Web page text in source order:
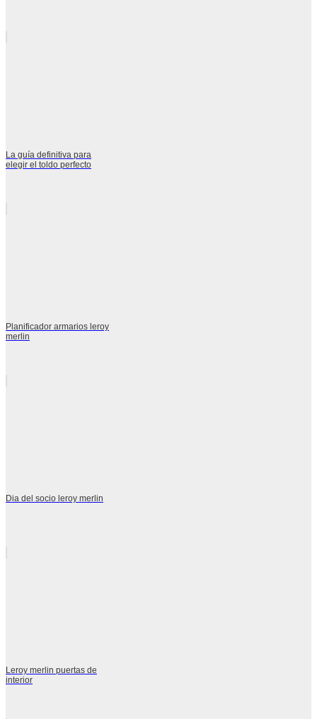
La guía definitiva para
elegir el toldo perfecto
Planificador armarios leroy
merlin
Dia del socio leroy merlin
Leroy merlin puertas de
interior